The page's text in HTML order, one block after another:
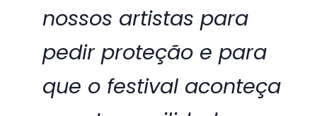
nossos artistas para
pedir proteção e para
que o festival aconteça